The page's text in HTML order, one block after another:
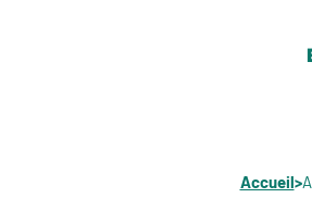
Accueil>